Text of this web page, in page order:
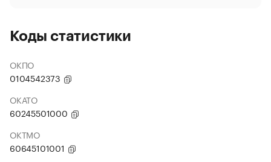
Коды статистики
ОКПО
0104542373
ОКАТО
60245501000
ОКТМО
60645101001